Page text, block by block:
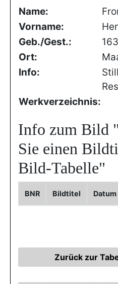
Name:
Vorname:
Geb./Gest.:
Ort:
Info:
Werkverzeichnis:
Info zum Bild
Sie einen
Bild-Tabelle"
BNR Bildtitel Datum